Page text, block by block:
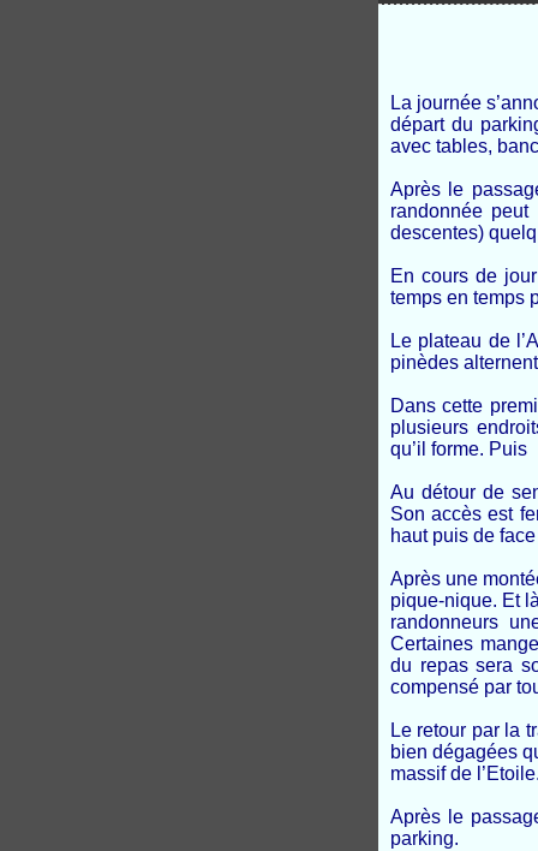
La journée
départ du
avec tables,
Après le
randonnée
descentes)
En cours de
temps en temps
Le plateau de
pinèdes
Dans cette
plusieurs
qu’il forme. Puis
Au détour de
Son accès est
haut puis de
Après une
pique-nique. Et
randonneurs
Certaines
du repas sera
compensé par
Le retour par la
bien dégagées
massif de
Après le
parking.